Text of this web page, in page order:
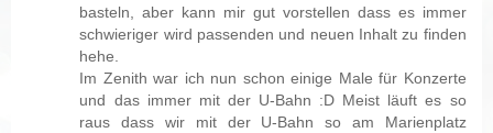
basteln, aber kann mir gut vorstellen dass es immer
schwieriger wird passenden und neuen Inhalt zu finden
hehe.
Im Zenith war ich nun schon einige Male für Konzerte
und das immer mit der U-Bahn :D Meist läuft es so
raus dass wir mit der U-Bahn so am Marienplatz